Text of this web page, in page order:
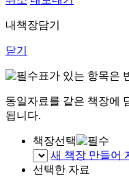
내책장담기
닫기
표가 있는 항목은
동일자료를 같은 책장에
됩니다.
책장선택
새 책장 만들어
선택한 자료